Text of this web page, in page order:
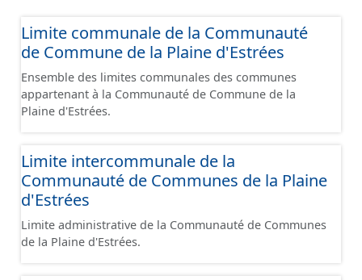
Limite communale de la Communauté
de Commune de la Plaine d'Estrées
Ensemble des limites communales des communes
appartenant à la Communauté de Commune de la
Plaine d'Estrées.
Limite intercommunale de la
Communauté de Communes de la Plaine
d'Estrées
Limite administrative de la Communauté de Communes
de la Plaine d'Estrées.